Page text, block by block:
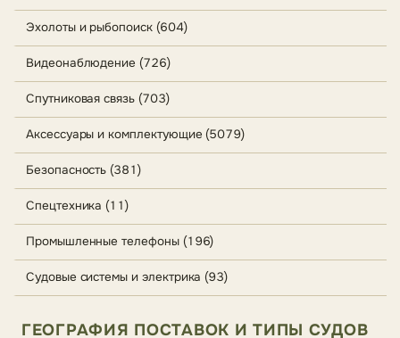
Эхолоты и рыбопоиск (604)
Видеонаблюдение (726)
Спутниковая связь (703)
Аксессуары и комплектующие (5079)
Безопасность (381)
Спецтехника (11)
Промышленные телефоны (196)
Судовые системы и электрика (93)
ГЕОГРАФИЯ ПОСТАВОК И ТИПЫ СУДОВ